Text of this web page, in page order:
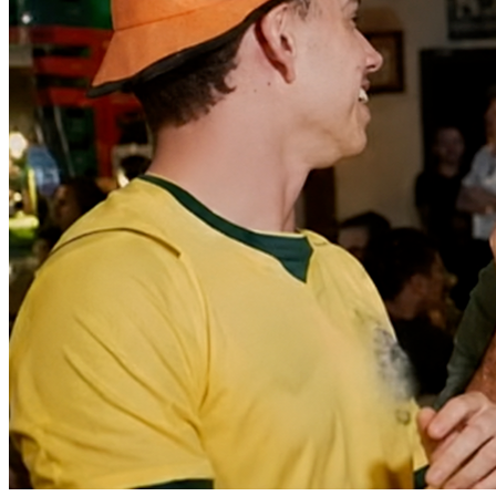
Athletico-PR